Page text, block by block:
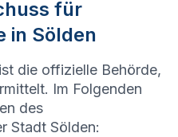
für
in Sölden
die offizielle Behörde,
Im Folgenden
des
Stadt Sölden: